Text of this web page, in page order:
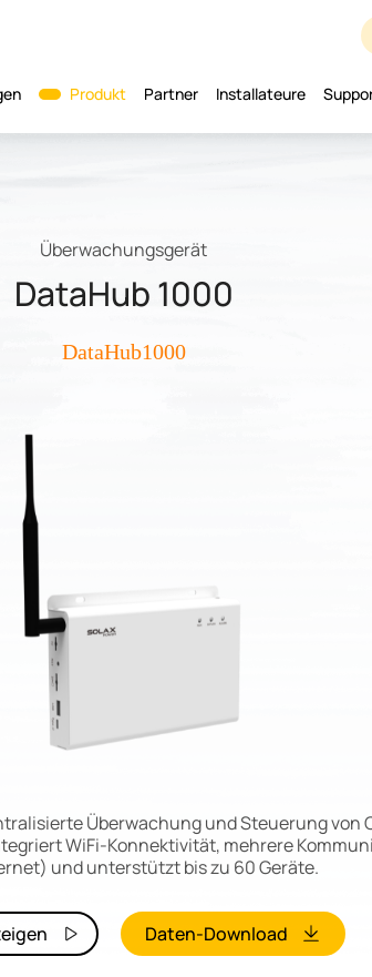
Produkt Partner Installateure
Überwachungsgerät
DataHub 1000
DataHub1000
Überwachung und Steuerung
WiFi-Konnektivität, mehrere
und unterstützt bis zu 60 Geräte.
Daten-Download